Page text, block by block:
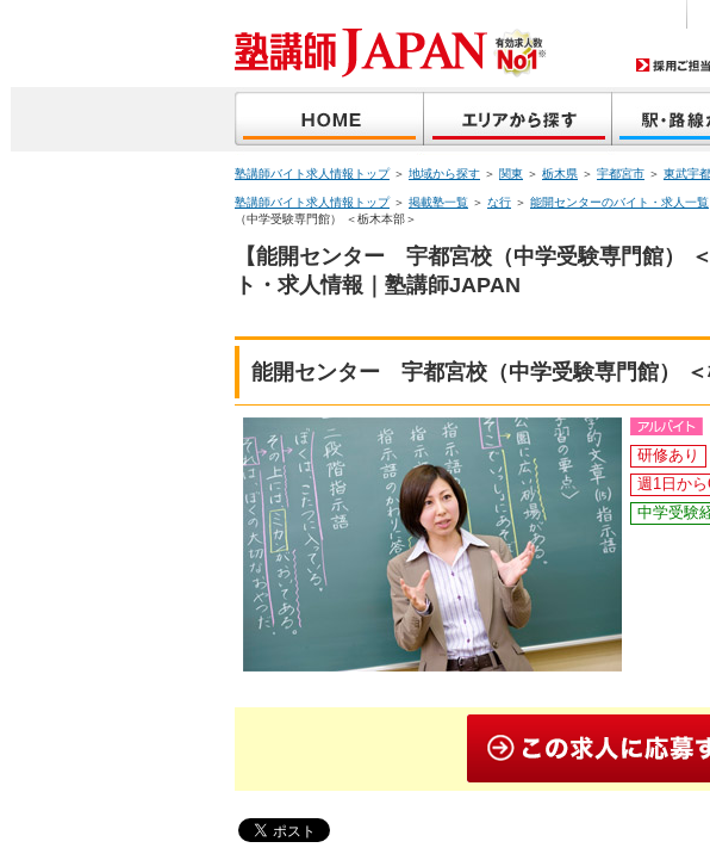
塾講師バイト求人情報トップ＞ 地域から探す ＞ 関東 ＞ 栃木県 ＞ 宇都宮市 ＞ 東武宇
塾講師バイト求人情報トップ＞ 掲載塾一覧 ＞ な行 ＞ 能開センターのバイト・求人一覧
（中学受験専門館） ＜栃木本部＞
【能開センター 宇都宮校（中学受験専門館）
ト・求人情報｜塾講師JAPAN
能開センター 宇都宮校（中学受験専門館） ＜
研修あり
週1日か
中学受験